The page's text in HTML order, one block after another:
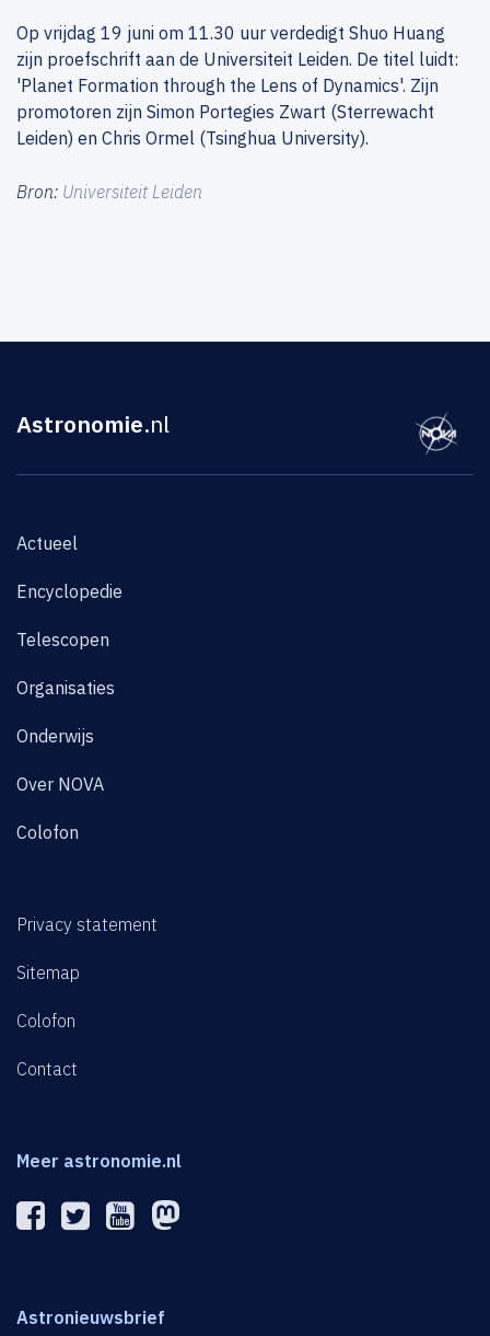
Op vrijdag 19 juni om 11.30 uur verdedigt Shuo Huang
zijn proefschrift aan de Universiteit Leiden. De titel luidt:
'Planet Formation through the Lens of Dynamics'. Zijn
promotoren zijn Simon Portegies Zwart (Sterrewacht
Leiden) en Chris Ormel (Tsinghua University).
Bron: Universiteit Leiden
Astronomie.nl
Actueel
Encyclopedie
Telescopen
Organisaties
Onderwijs
Over NOVA
Colofon
Privacy statement
Sitemap
Colofon
Contact
Meer astronomie.nl
Astronieuwsbrief